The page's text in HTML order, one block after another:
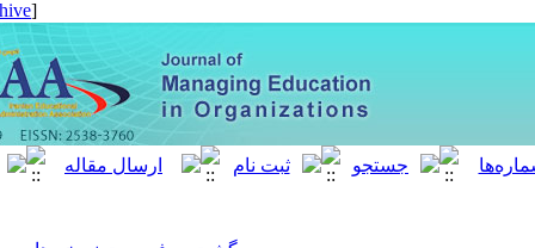
[ English ]